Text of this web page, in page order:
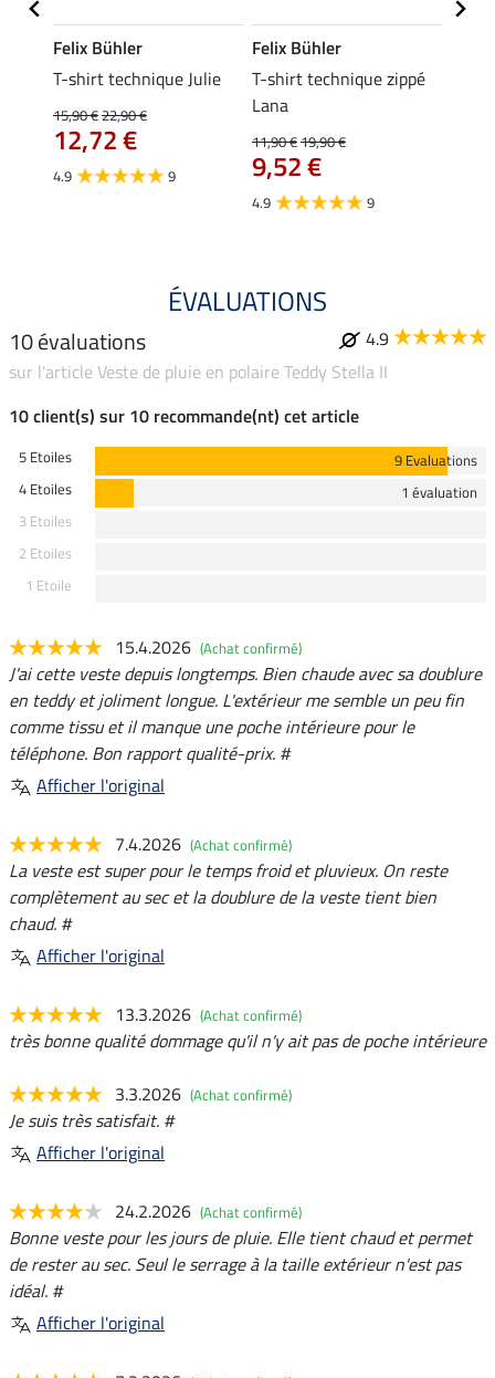
Felix Bühler
T-shirt technique Julie
15,90 €22,90 €
12,72 €
4.9 9
Felix Bühler
T-shirt technique zippé
Lana
11,90 €19,90 €
9,52 €
4.9 9
ÉVALUATIONS
10 évaluations
4.9
sur l'article Veste de pluie en polaire Teddy Stella II
10 client(s) sur 10 recommande(nt) cet article
5 Etoiles
9 Evaluations
4 Etoiles
1 évaluation
3 Etoiles
2 Etoiles
1 Etoile
15.4.2026 (Achat confirmé)
J'ai cette veste depuis longtemps. Bien chaude avec sa doublure
en teddy et joliment longue. L'extérieur me semble un peu fin
comme tissu et il manque une poche intérieure pour le
téléphone. Bon rapport qualité-prix. #
Afficher l'original
7.4.2026 (Achat confirmé)
La veste est super pour le temps froid et pluvieux. On reste
complètement au sec et la doublure de la veste tient bien
chaud. #
Afficher l'original
13.3.2026 (Achat confirmé)
très bonne qualité dommage qu'il n'y ait pas de poche intérieure
3.3.2026 (Achat confirmé)
Je suis très satisfait. #
Afficher l'original
24.2.2026 (Achat confirmé)
Bonne veste pour les jours de pluie. Elle tient chaud et permet
de rester au sec. Seul le serrage à la taille extérieur n'est pas
idéal. #
Afficher l'original